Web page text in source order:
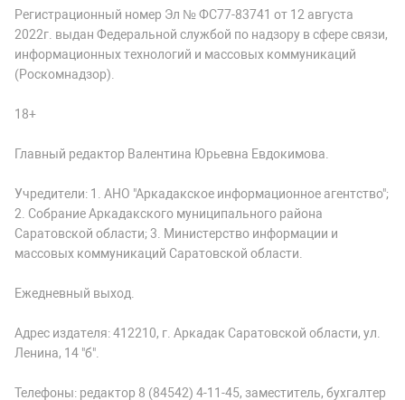
Регистрационный номер Эл № ФС77-83741 от 12 августа
2022г. выдан Федеральной службой по надзору в сфере связи,
информационных технологий и массовых коммуникаций
(Роскомнадзор).
18+
Главный редактор Валентина Юрьевна Евдокимова.
Учредители: 1. АНО "Аркадакское информационное агентство";
2. Собрание Аркадакского муниципального района
Саратовской области; 3. Министерство информации и
массовых коммуникаций Саратовской области.
Ежедневный выход.
Адрес издателя: 412210, г. Аркадак Саратовской области, ул.
Ленина, 14 "б".
Телефоны: редактор 8 (84542) 4-11-45, заместитель, бухгалтер